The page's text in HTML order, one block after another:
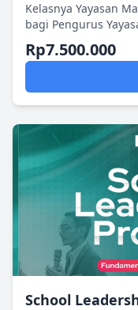
Kelasnya Yayasan
bagi Pengurus
Rp7.500.000
School